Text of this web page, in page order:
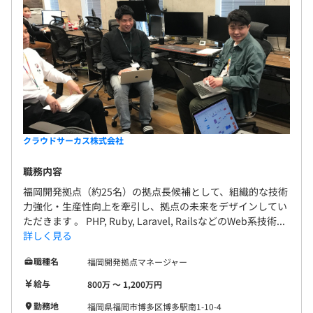
クラウドサーカス株式会社
職務内容
福岡開発拠点（約25名）の拠点長候補として、組織的な技術
力強化・生産性向上を牽引し、拠点の未来をデザインしてい
ただきます 。 PHP, Ruby, Laravel, RailsなどのWeb系技術...
詳しく見る
職種名
福岡開発拠点マネージャー
給与
800万 〜 1,200万円
勤務地
福岡県福岡市博多区博多駅南1-10-4